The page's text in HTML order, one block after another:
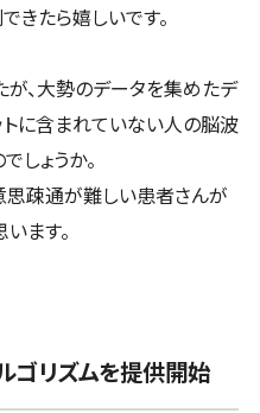
きたら嬉しいです。
、大勢のデータを集めたデ
トに含まれていない人の脳波
しょうか。
思疎通が難しい患者さんが
ます。
リズムを提供開始